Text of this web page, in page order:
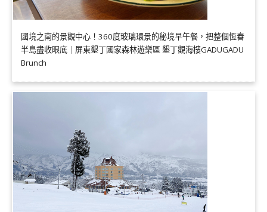
國境之南的景觀中心！360度玻璃環景的秘境早午餐，把整個恆春
半島盡收眼底｜屏東墾丁國家森林遊樂區 墾丁觀海樓GADUGADU
Brunch